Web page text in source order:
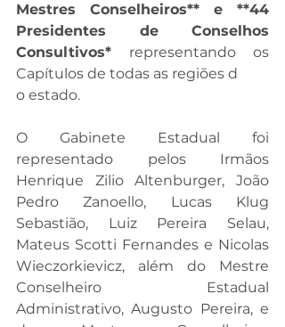
Mestres Conselheiros** e **44
Presidentes de Conselhos
Consultivos* representando os
Capítulos de todas as regiões d
o estado.
O Gabinete Estadual foi
representado pelos Irmãos
Henrique Zilio Altenburger, João
Pedro Zanoello, Lucas Klug
Sebastião, Luiz Pereira Selau,
Mateus Scotti Fernandes e Nicolas
Wieczorkievicz, além do Mestre
Conselheiro Estadual
Administrativo, Augusto Pereira, e